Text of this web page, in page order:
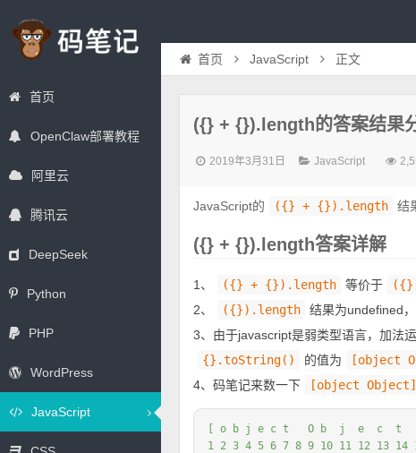
首页
OpenClaw部署教程
阿里云
腾讯云
DeepSeek
Python
PHP
WordPress
JavaScript
首页 JavaScript 正文
({} + {}).length的答案结果
2019年3月31日 JavaScript
JavaScript的 ({} + {}).length 结
({} + {}).length答案详解
1、 ({} + {}).length 等价于
2、
({}).length
结果为undefined
3、由于javascript是弱类型语言，加法
{}.toString()
的值为
[object
4、码笔记来数一下
[object Object]
[ o b j e c t   O b  j  e  c  t
1 2 3 4 5 6 7 8 9 10 11 12 13 14